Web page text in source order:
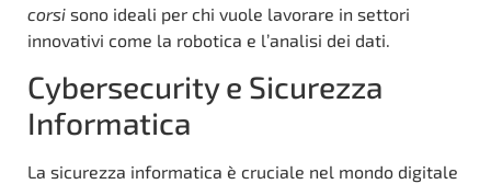
corsi sono ideali per chi vuole lavorare in settori
innovativi come la robotica e l’analisi dei dati.
Cybersecurity e Sicurezza
Informatica
La sicurezza informatica è cruciale nel mondo digitale